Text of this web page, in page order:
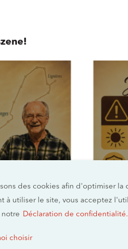
Hinweis wegen
des cookies afin d'optimiser
à utiliser le site, vous acceptez
notre Déclaration de confidentialité.
choisir